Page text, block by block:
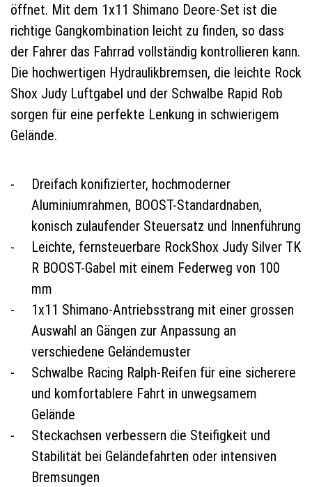
öffnet. Mit dem 1x11 Shimano Deore-Set ist die
richtige Gangkombination leicht zu finden, so dass
der Fahrer das Fahrrad vollständig kontrollieren kann.
Die hochwertigen Hydraulikbremsen, die leichte Rock
Shox Judy Luftgabel und der Schwalbe Rapid Rob
sorgen für eine perfekte Lenkung in schwierigem
Gelände.
Dreifach konifizierter, hochmoderner
Aluminiumrahmen, BOOST-Standardnaben,
konisch zulaufender Steuersatz und Innenführung
Leichte, fernsteuerbare RockShox Judy Silver TK
R BOOST-Gabel mit einem Federweg von 100
mm
1x11 Shimano-Antriebsstrang mit einer grossen
Auswahl an Gängen zur Anpassung an
verschiedene Geländemuster
Schwalbe Racing Ralph-Reifen für eine sicherere
und komfortablere Fahrt in unwegsamem
Gelände
Steckachsen verbessern die Steifigkeit und
Stabilität bei Geländefahrten oder intensiven
Bremsungen